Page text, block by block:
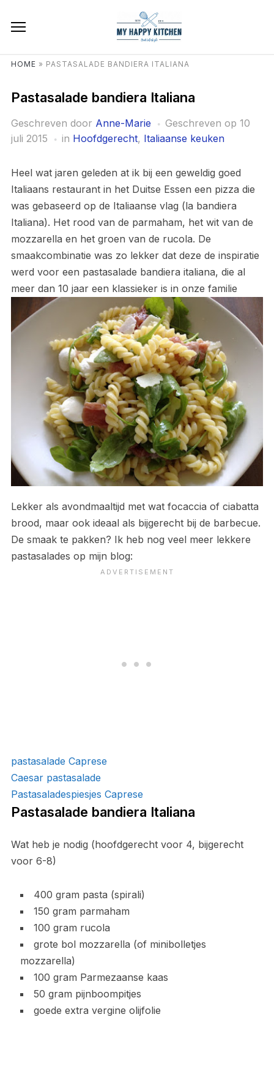
HOME » PASTASALADE BANDIERA ITALIANA
Pastasalade bandiera Italiana
Geschreven door Anne-Marie Geschreven op 10
juli 2015
in Hoofdgerecht, Italiaanse keuken
Heel wat jaren geleden at ik bij een geweldig goed
Italiaans restaurant in het Duitse Essen een pizza die
was gebaseerd op de Italiaanse vlag (la bandiera
Italiana). Het rood van de parmaham, het wit van de
mozzarella en het groen van de rucola. De
smaakcombinatie was zo lekker dat deze de inspiratie
werd voor een pastasalade bandiera italiana, die al
meer dan 10 jaar een klassieker is in onze familie
Lekker als avondmaaltijd met wat focaccia of ciabatta
brood, maar ook ideaal als bijgerecht bij de barbecue.
De smaak te pakken? Ik heb nog veel meer lekkere
pastasalades op mijn blog:
pastasalade Caprese
Caesar pastasalade
Pastasaladespiesjes Caprese
Pastasalade bandiera Italiana
Wat heb je nodig (hoofdgerecht voor 4, bijgerecht
voor 6-8)
400 gram pasta (spirali)
150 gram parmaham
100 gram rucola
grote bol mozzarella (of minibolletjes
mozzarella)
100 gram Parmezaanse kaas
50 gram pijnboompitjes
goede extra vergine olijfolie